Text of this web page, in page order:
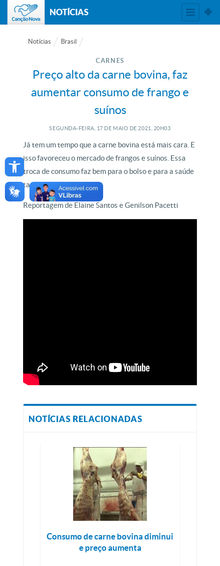
Open toolbar
NOTÍCIAS
Notícias Brasil
CARNES
Preço alto da carne bovina, faz
aumentar consumo de frango e
suínos
SEGUNDA-FEIRA, 17 DE MAIO DE 2021, 20H03
Já tem um tempo que a carne bovina está mais cara. E
isso favoreceu o mercado de frangos e suínos. Essa
troca de consumo faz bem para o bolso e para a saúde
também.
Reportagem de Elaine Santos e Genilson Pacetti
NOTÍCIAS RELACIONADAS
Consumo de carne bovina diminui
e preço aumenta